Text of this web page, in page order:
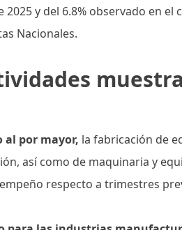
y del 6.8% observado en
Nacionales.
al por mayor, la fabricación de
así como de maquinaria y
respecto a trimestres